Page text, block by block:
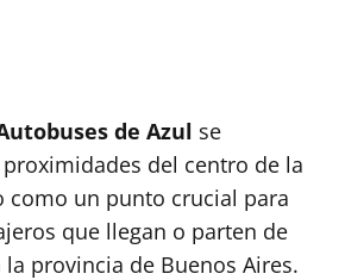
de Azul se
del centro de la
como un punto crucial para
que llegan o parten de
provincia de Buenos Aires.